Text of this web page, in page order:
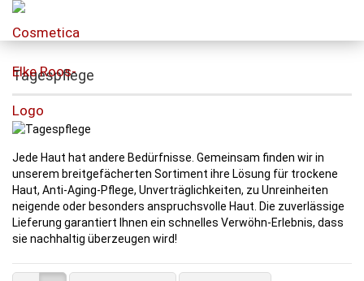
Tagespflege
Jede Haut hat andere Bedürfnisse. Gemeinsam finden wir in
unserem breitgefächerten Sortiment ihre Lösung für trockene
Haut, Anti-Aging-Pflege, Unverträglichkeiten, zu Unreinheiten
neigende oder besonders anspruchsvolle Haut. Die zuverlässige
Lieferung garantiert Ihnen ein schnelles Verwöhn-Erlebnis, dass
sie nachhaltig überzeugen wird!